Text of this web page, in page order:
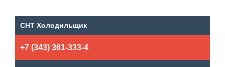
СНТ Холодильщик
+7 (343) 361-333-4